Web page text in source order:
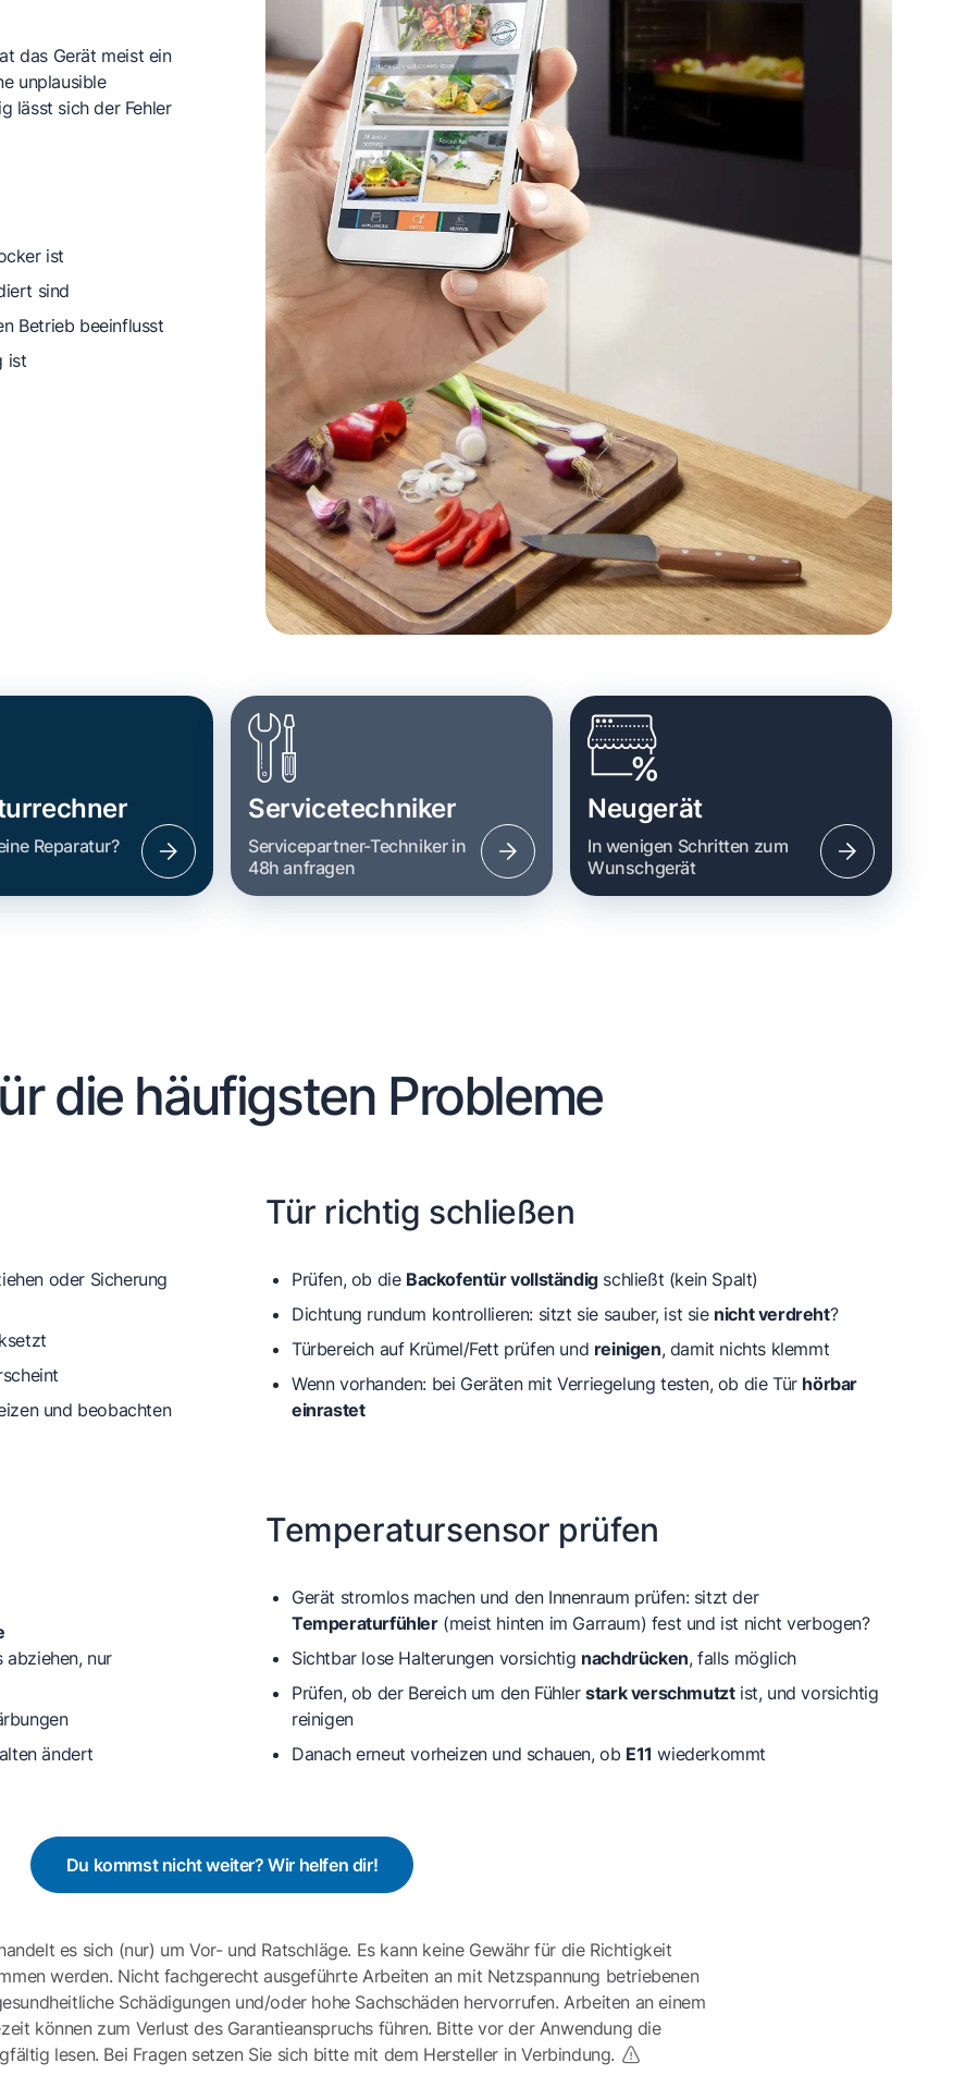
das Gerät meist ein
unplausible
lässt sich der Fehler
ist
sind
Betrieb beeinflusst
ist
Reparatur?
Servicetechniker
Servicepartner-Techniker in
48h anfragen
Neugerät
In wenigen Schritten zum
Wunschgerät
die häufigsten Probleme
oder Sicherung
und beobachten
Tür richtig schließen
Prüfen, ob die Backofentür vollständigschließt (kein Spalt)
Dichtung rundum kontrollieren: sitzt sie sauber, ist sie nicht verdreht?
Türbereich auf Krümel/Fett prüfen und reinigen, damit nichts klemmt
Wenn vorhanden: bei Geräten mit Verriegelung testen, ob die Tür hörbar
einrastet
nur
ändert
Temperatursensor prüfen
Gerät stromlos machen und den Innenraum prüfen: sitzt der
Temperaturfühler(meist hinten im Garraum) fest und ist nicht verbogen?
Sichtbar lose Halterungen vorsichtig nachdrücken, falls möglich
Prüfen, ob der Bereich um den Fühlerstark verschmutztist, und vorsichtig
reinigen
Danach erneut vorheizen und schauen, ob E11 wiederkommt
Du kommst nicht weiter? Wir helfen dir!
es sich (nur) um Vor- und Ratschläge. Es kann keine Gewähr für die Richtigkeit
werden. Nicht fachgerecht ausgeführte Arbeiten an mit Netzspannung betriebenen
Schädigungen und/oder hohe Sachschäden hervorrufen. Arbeiten an einem
können zum Verlust des Garantieanspruchs führen. Bitte vor der Anwendung die
lesen. Bei Fragen setzen Sie sich bitte mit dem Hersteller in Verbindung.